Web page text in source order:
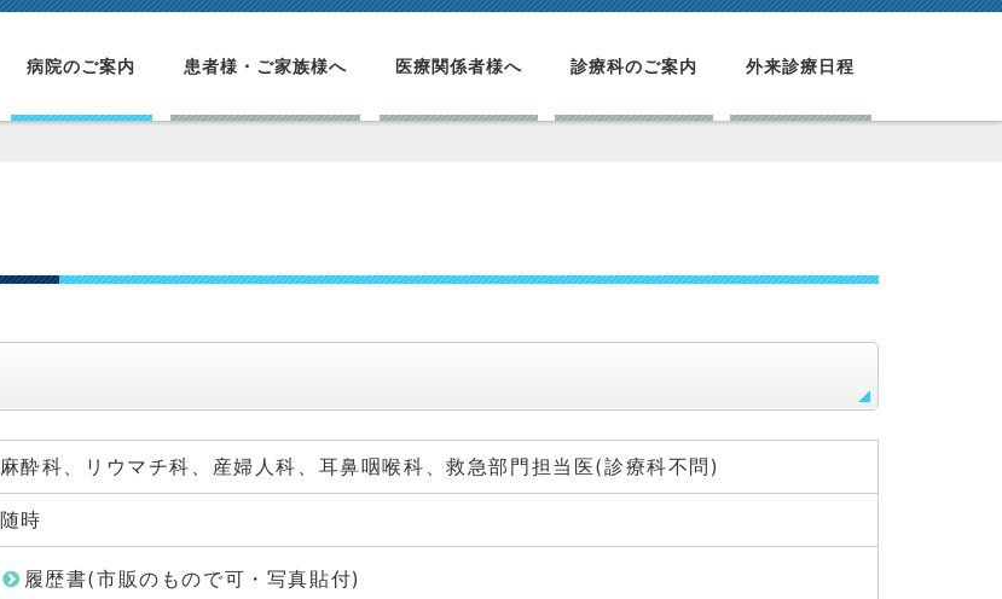
病院のご案内 患者様・ご家族様へ 医療関係者様へ 診療科のご案内 外来診療日程
麻酔科、リウマチ科、産婦人科、耳鼻咽喉科、救急部門担当医(診療科不問)
随時
履歴書(市販のもので可・写真貼付)